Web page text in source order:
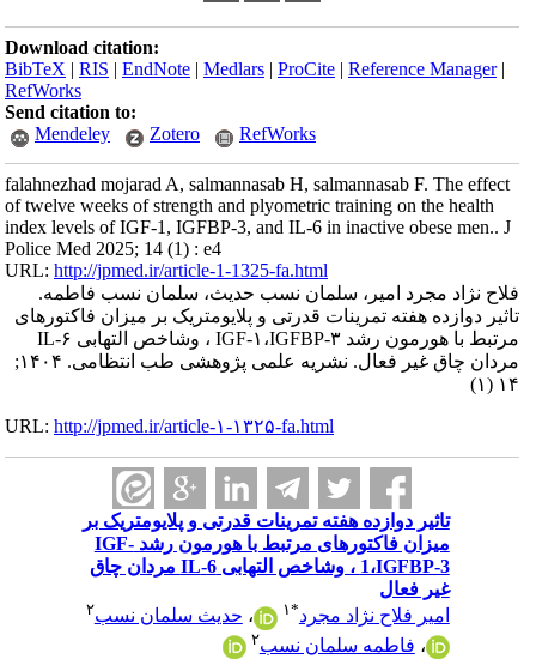
Download citation:
BibTeX |RIS |EndNote |Medlars |ProCite |Reference Manager
RefWorks
Send citation to:
Mendeley
Zotero RefWorks
falahnezhad mojarad A, salmannasab H, salmannasab F. The effect
of twelve weeks of strength and plyometric training on the health
index levels of IGF-1, IGFBP-3, and IL-6 in inactive obese men.. J
Police Med 2025; 14 (1) : e4
URL:http://jpmed.ir/article-1-1325-fa.html
فلاح نژاد مجرد امیر، سلمان نسب حدیث، سلمان نسب فاطمه.
تاثیر دوازده هفته تمرینات قدرتی و پلایومتریک بر میزان فاکتورهای
مرتبط با هورمون رشد IGF-۱،IGFBP-۳ ، وشاخص التهابی ۶-IL
مردان چاق غیر فعال. نشریه علمی پژوهشی طب انتظامی. ۱۴۰۴;
۱۴ (۱)
URL:http://jpmed.ir/article-۱-۱۳۲۵-fa.html
تاثیر دوازده هفته تمرینات قدرتی و پلایومتریک بر
میزان فاکتورهای مرتبط با هورمون رشد IGF-
1،IGFBP-3 ، وشاخص التهابی 6-IL مردان چاق
غیر فعال
امیر فلاح نژاد مجرد *۱ ،حدیث سلمان نسب
،فاطمه سلمان نسب